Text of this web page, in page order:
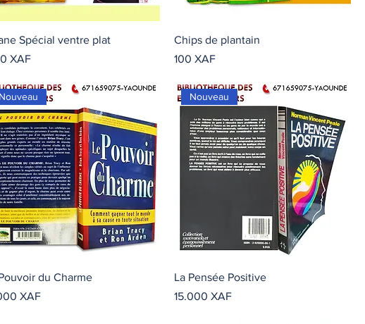
Spécial ventre plat
XAF
Chips de plantain
Precio
100 XAF
Nouveau
du Charme
XAF
Nouveau
La Pensée Positive
Precio
15.000 XAF